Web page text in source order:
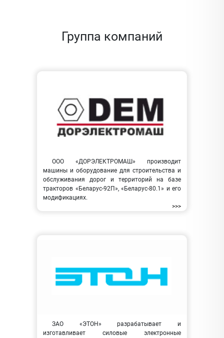
Группа компаний
ООО «ДОРЭЛЕКТРОМАШ» производит
машины и оборудование для строительства и
обслуживания дорог и территорий на базе
тракторов «Беларус-92П», «Беларус-80.1» и его
модификациях.
>>>
ЗАО «ЭТОН» разрабатывает и
изготавливает силовые электронные